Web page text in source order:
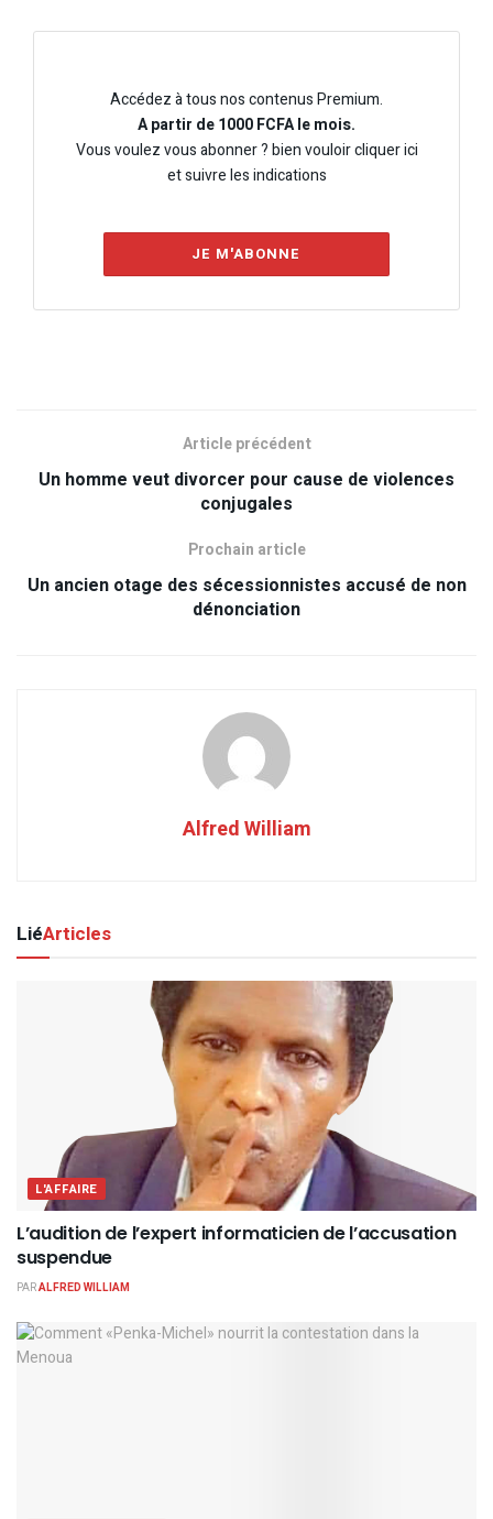
Accédez à tous nos contenus Premium.
A partir de 1000 FCFA le mois.
Vous voulez vous abonner ? bien vouloir cliquer ici
et suivre les indications
JE M'ABONNE
Article précédent
Un homme veut divorcer pour cause de violences
conjugales
Prochain article
Un ancien otage des sécessionnistes accusé de non
dénonciation
Alfred William
LiéArticles
L'AFFAIRE
L’audition de l’expert informaticien de l’accusation
suspendue
PARALFRED WILLIAM